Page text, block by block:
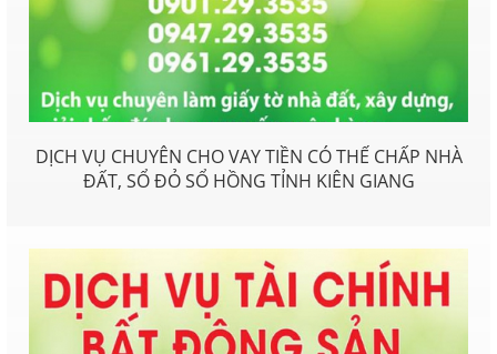
DỊCH VỤ CHUYÊN CHO VAY TIỀN CÓ THẾ CHẤP NHÀ
ĐẤT, SỔ ĐỎ SỔ HỒNG TỈNH KIÊN GIANG